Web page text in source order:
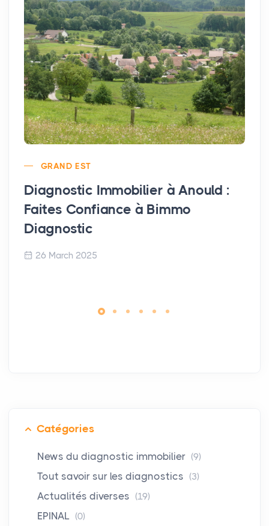
GRAND EST
Diagnostic Immobilier à Anould :
Faites Confiance à Bimmo
Diagnostic
26 March 2025
Catégories
News du diagnostic immobilier (9)
Tout savoir sur les diagnostics (3)
Actualités diverses (19)
EPINAL (0)